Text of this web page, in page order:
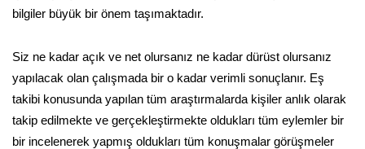
bilgiler büyük bir önem taşımaktadır.
Siz ne kadar açık ve net olursanız ne kadar dürüst olursanız
yapılacak olan çalışmada bir o kadar verimli sonuçlanır. Eş
takibi konusunda yapılan tüm araştırmalarda kişiler anlık olarak
takip edilmekte ve gerçekleştirmekte oldukları tüm eylemler bir
bir incelenerek yapmış oldukları tüm konuşmalar görüşmeler